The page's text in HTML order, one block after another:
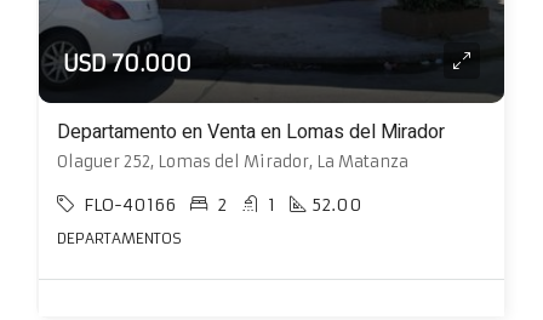
USD 70.000
Departamento en Venta en Lomas del Mirador
Olaguer 252, Lomas del Mirador, La Matanza
FLO-40166 2 1 52.00
DEPARTAMENTOS